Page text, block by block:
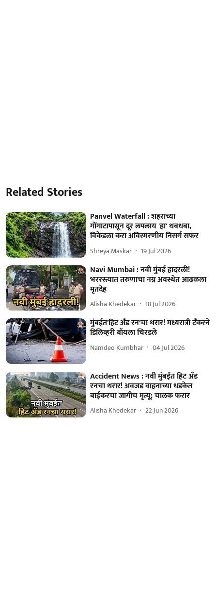
Related Stories
Panvel Waterfall : शहराच्या
गोंगाटापासून दूर लपलाय 'हा' धबधबा,
विकेंडला करा अविस्मरणीय निसर्ग सफर
Shreya Maskar 19 Jul 2026
Navi Mumbai : नवी मुंबई हादरली!
भररस्त्यात तरुणाचा नग्न अवस्थेत आढळला
मृतदेह
Alisha Khedekar 18 Jul 2026
मुंबईत'हिट अँड रन'चा थरार! मध्यरात्री टँकरने
डिलिव्हरी बॉयला चिरडले
Namdeo Kumbhar 04 Jul 2026
Accident News : नवी मुंबईत हिट अँड
रनचा थरार! अवजड वाहनाच्या धडकेत
बाईकरचा जागीच मृत्यू; चालक फरार
Alisha Khedekar 22 Jun 2026